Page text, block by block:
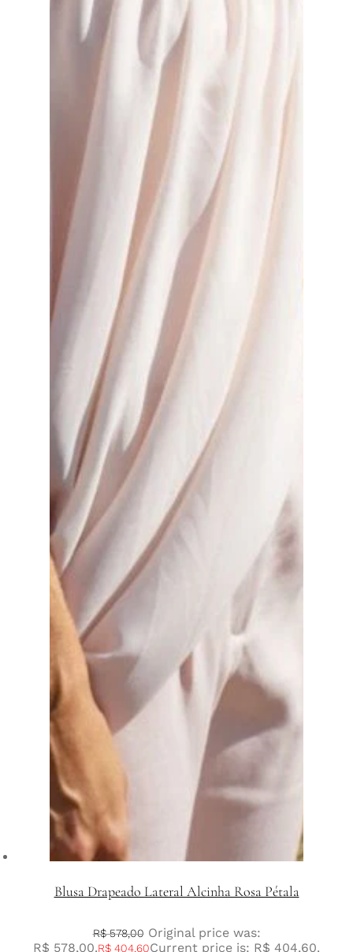
Blusa Drapeado Lateral Alcinha Rosa Pétala
R$578,00 Original price was:
R$ 578,00.R$ 404,60Current price is: R$ 404,60.